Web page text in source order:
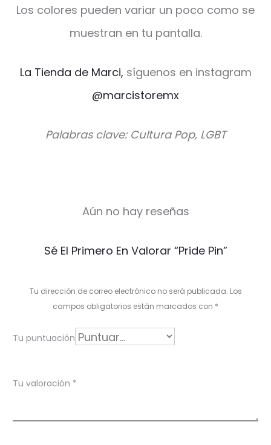
Los colores pueden variar un poco como se
muestran en tu pantalla.
La Tienda de Marci, síguenos en instagram
@marcistoremx
Palabras clave: Cultura Pop, LGBT
r
i
o
Aún no hay reseñas
Sé El Primero En Valorar “Pride Pin”
Tu dirección de correo electrónico no será publicada. Los
campos obligatorios están marcados con *
Tu puntuación
Tu valoración *